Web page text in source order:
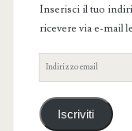
Inserisci il tuo
ricevere via e-mail
Indirizzo
email
Iscriviti